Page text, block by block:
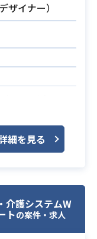
っているた
幅広いスキル
ぴったりの環
の進行管理(社
務)
ラスト制作サ
書、請求書な
ト
務内容順に記
ザイナー）
リエイターと
ます。
験
に基づいた各
細を見る
護システムW
トの案件・求人